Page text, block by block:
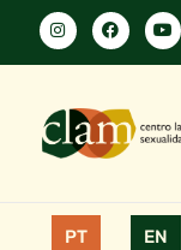
PT EN